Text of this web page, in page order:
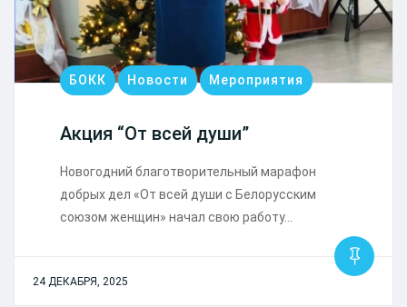
БОКК Новости Мероприятия
Акция “От всей души”
Новогодний благотворительный марафон
добрых дел «От всей души с Белорусским
союзом женщин» начал свою работу…
24 ДЕКАБРЯ, 2025